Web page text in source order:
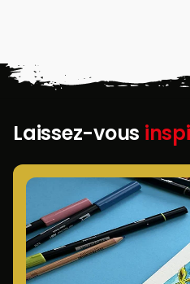
Laissez-vous